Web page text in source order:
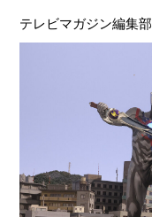
テレビマガジン編集部